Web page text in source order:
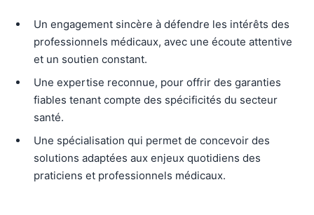
Un engagement sincère à défendre les intérêts des
professionnels médicaux, avec une écoute attentive
et un soutien constant.
Une expertise reconnue, pour offrir des garanties
fiables tenant compte des spécificités du secteur
santé.
Une spécialisation qui permet de concevoir des
solutions adaptées aux enjeux quotidiens des
praticiens et professionnels médicaux.